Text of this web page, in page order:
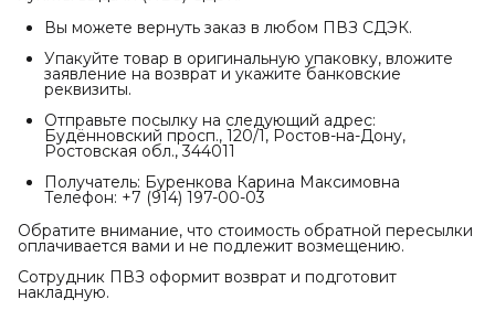
Вы можете вернуть заказ в любом ПВЗ СДЭК.
Упакуйте товар в оригинальную упаковку, вложите
заявление на возврат и укажите банковские
реквизиты.
Отправьте посылку на следующий адрес:
Будённовский просп., 120/1, Ростов-на-Дону,
Ростовская обл., 344011
Получатель: Буренкова Карина Максимовна
Телефон: +7 (914) 197-00-03
Обратите внимание, что стоимость обратной пересылки
оплачивается вами и не подлежит возмещению.
Сотрудник ПВЗ оформит возврат и подготовит
накладную.